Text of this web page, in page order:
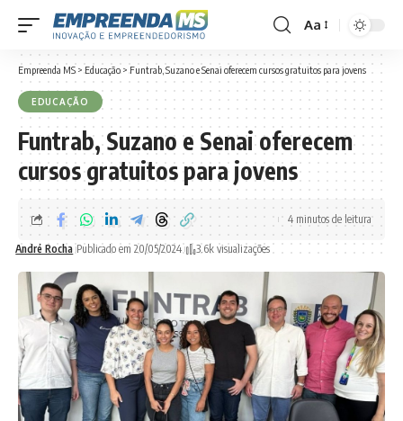
Font
Resizer
Aa
Empreenda MS>Educação>Funtrab, Suzano e Senai oferecem cursos gratuitos para jovens
EDUCAÇÃO
Funtrab, Suzano e Senai oferecem
cursos gratuitos para jovens
André Rocha Publicado em 20/05/2024 3.6k visualizações
4 minutos de leitura